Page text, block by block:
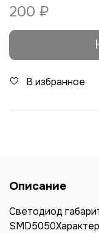
200 ₽
В избранное
Описание
Светодиод